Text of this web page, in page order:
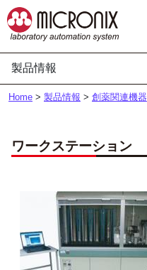
製品情報
Home > 製品情報 > 創薬関連機器
ワークステーション